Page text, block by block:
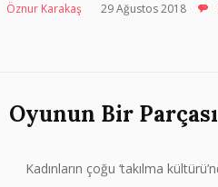
Öznur Karakaş 29 Ağustos 2018
Oyunun Bir
Kadınların çoğu ‘takılma